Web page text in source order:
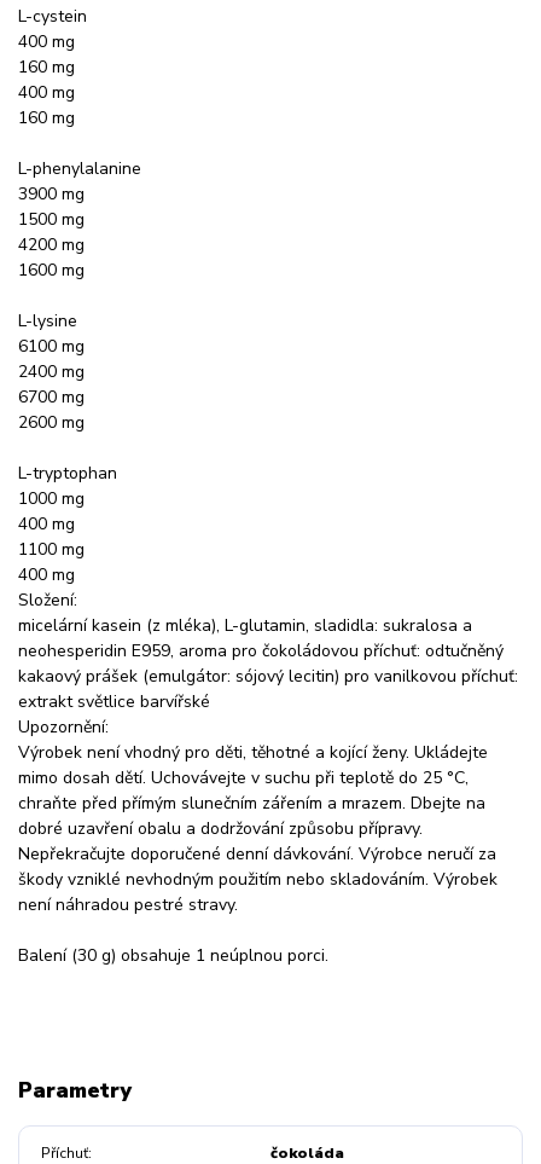
L-cystein
400 mg
160 mg
400 mg
160 mg
L-phenylalanine
3900 mg
1500 mg
4200 mg
1600 mg
L-lysine
6100 mg
2400 mg
6700 mg
2600 mg
L-tryptophan
1000 mg
400 mg
1100 mg
400 mg
Složení:
micelární kasein (z mléka), L-glutamin, sladidla: sukralosa a
neohesperidin E959, aroma pro čokoládovou příchuť: odtučněný
kakaový prášek (emulgátor: sójový lecitin) pro vanilkovou příchuť:
extrakt světlice barvířské
Upozornění:
Výrobek není vhodný pro děti, těhotné a kojící ženy. Ukládejte
mimo dosah dětí. Uchovávejte v suchu při teplotě do 25 °C,
chraňte před přímým slunečním zářením a mrazem. Dbejte na
dobré uzavření obalu a dodržování způsobu přípravy.
Nepřekračujte doporučené denní dávkování. Výrobce neručí za
škody vzniklé nevhodným použitím nebo skladováním. Výrobek
není náhradou pestré stravy.
Balení (30 g) obsahuje 1 neúplnou porci.
Parametry
Příchuť čokoláda